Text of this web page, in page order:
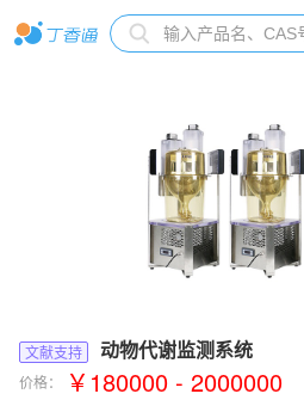
文献支持 动物代谢监测系统
价格： ￥180000 - 2000000